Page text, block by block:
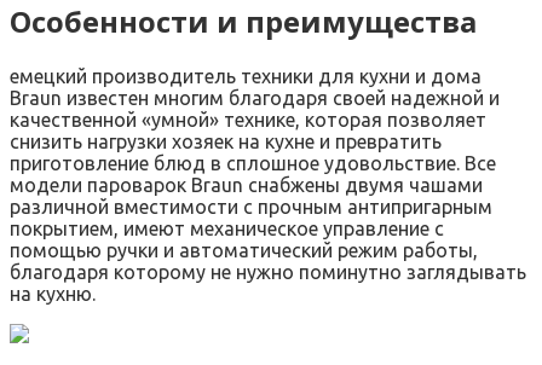
Особенности и преимущества
емецкий производитель техники для кухни и дома
Braun известен многим благодаря своей надежной и
качественной «умной» технике, которая позволяет
снизить нагрузки хозяек на кухне и превратить
приготовление блюд в сплошное удовольствие. Все
модели пароварок Braun снабжены двумя чашами
различной вместимости с прочным антипригарным
покрытием, имеют механическое управление с
помощью ручки и автоматический режим работы,
благодаря которому не нужно поминутно заглядывать
на кухню.